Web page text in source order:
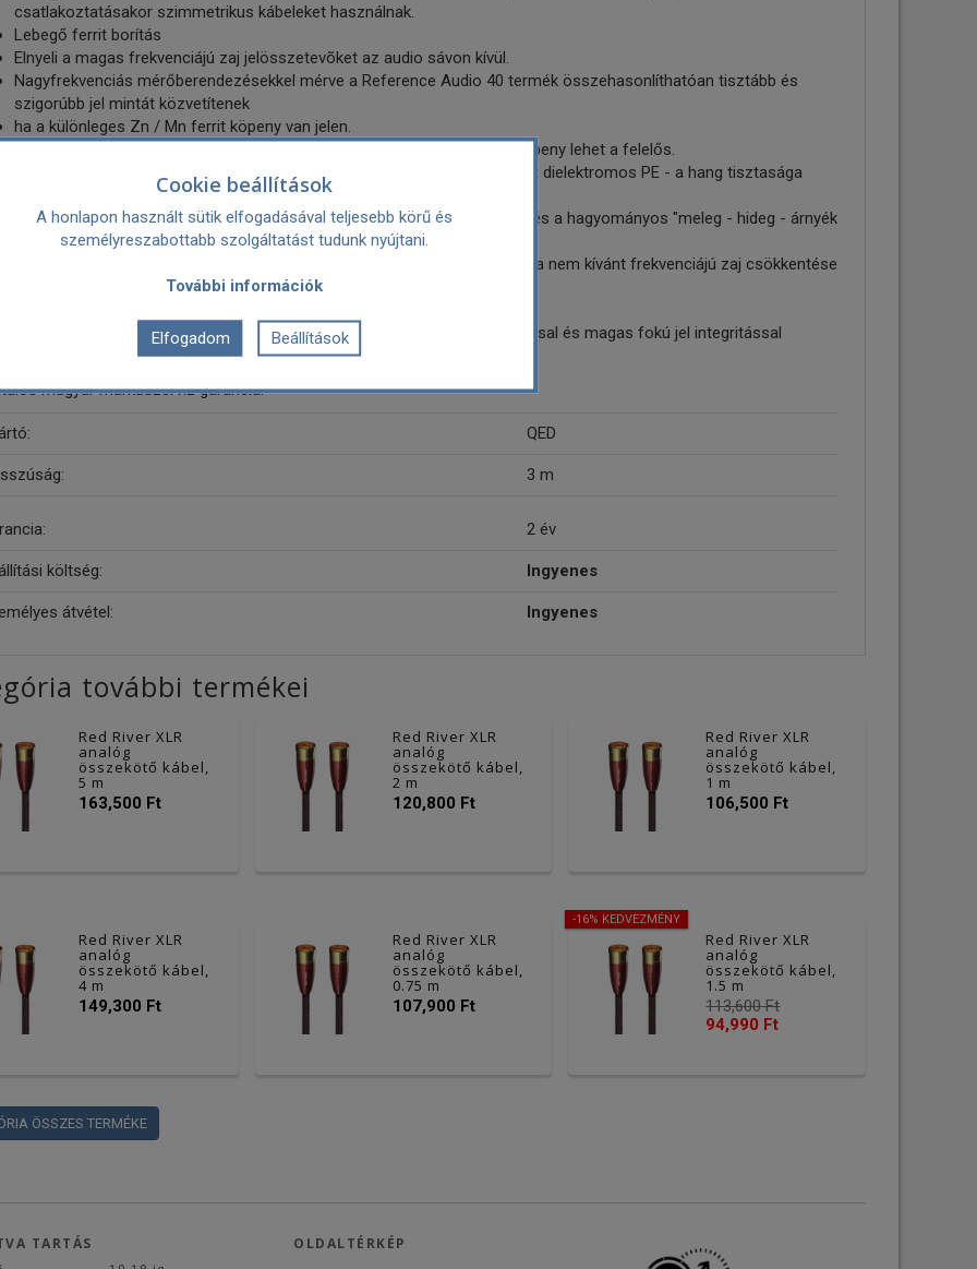
csatlakoztatásakor szimmetrikus kábeleket használnak.
Lebegő ferrit borítás
Elnyeli a magas frekvenciájú zaj jelösszetevõket az audio sávon kívül.
Nagyfrekvenciás mérőberendezésekkel mérve a Reference Audio 40 termék összehasonlíthatóan tisztább és
szigorúbb jel mintát közvetítenek
ha a különleges Zn / Mn ferrit köpeny van jelen.
Ez jótékony hatással van az audio jel mikro-időzítésére amiért a ferrit köpeny lehet a felelős.
99,999% Ezüstözött oxigénmentes réz (SPOFC) Tri-Conductor habosított dielektromos PE - a hang tisztasága
A QED Tri-Conductors (TM) - magas szintű kábel hálózati zaj lecsökkentés a hagyományos "meleg - hideg - árnyék
felépítésű" kábelekhez képest
Egyedülálló úszó Zn / Mn impregnált ferrit kabát -A fejlett jel védelem és a nem kívánt frekvenciájú zaj csökkentése
Magas minőségű aranyozott Neutrik XLR csatlakozók alacsony ellenállással és magas fokú jel integritással
QED életre szóló garancia
magyar márkaszerviz garancia.
QED
3 m
2 év
költség: Ingyenes
átvétel: Ingyenes
további termékei
Red River XLR
analóg
összekötő kábel,
5 m
163,500 Ft
Red River XLR
analóg
összekötő kábel,
2 m
120,800 Ft
Red River XLR
analóg
összekötő kábel,
1 m
106,500 Ft
Red River XLR
analóg
összekötő kábel,
4 m
149,300 Ft
Red River XLR
analóg
összekötő kábel,
0.75 m
107,900 Ft
-16% KEDVEZMÉNY
Red River XLR
analóg
összekötő kábel,
1.5 m
113,600 Ft
94,990 Ft
ÖSSZES TERMÉKE
TARTÁS OLDALTÉRKÉP
Cookie beállítások
A honlapon használt sütik elfogadásával teljesebb körű és
személyreszabottabb szolgáltatást tudunk nyújtani.
További információk
Elfogadom Beállítások